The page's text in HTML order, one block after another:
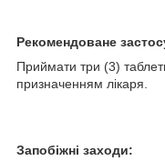
Рекомендоване
Приймати три (3)
призначенням лікаря.
Запобіжні заходи: